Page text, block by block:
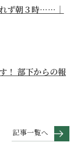
ず朝３時……｜
！ 部下からの報
記事一覧へ